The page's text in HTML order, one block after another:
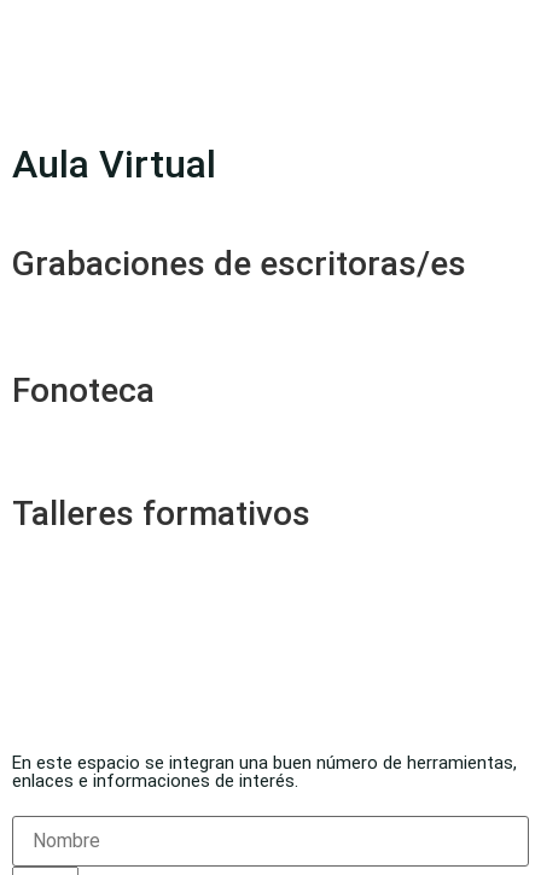
Aula Virtual
Grabaciones de escritoras/es
Fonoteca
Talleres formativos
En este espacio se integran una buen número de herramientas,
enlaces e informaciones de interés.